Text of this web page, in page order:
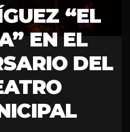
“EL
EN EL
DEL